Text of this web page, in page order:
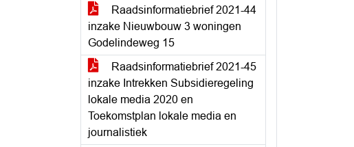
Raadsinformatiebrief 2021-44
inzake Nieuwbouw 3 woningen
Godelindeweg 15
Raadsinformatiebrief 2021-45
inzake Intrekken Subsidieregeling
lokale media 2020 en
Toekomstplan lokale media en
journalistiek